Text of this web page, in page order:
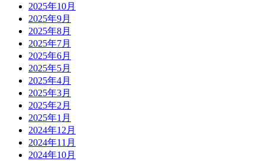
2025年10月
2025年9月
2025年8月
2025年7月
2025年6月
2025年5月
2025年4月
2025年3月
2025年2月
2025年1月
2024年12月
2024年11月
2024年10月